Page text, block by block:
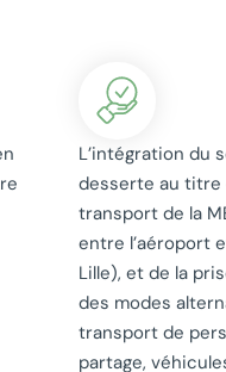
L’intégration du
desserte au titre
transport de la
entre l’aéroport
Lille), et de la
des modes
transport de
partage,